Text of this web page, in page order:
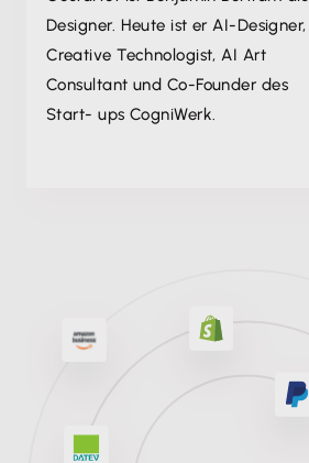
Designer. Heute ist er AI-Designer,
Creative Technologist, AI Art
Consultant und Co-Founder des
Start- ups CogniWerk.